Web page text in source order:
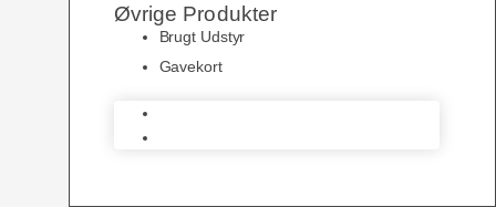
Øvrige Produkter
Brugt Udstyr
Gavekort